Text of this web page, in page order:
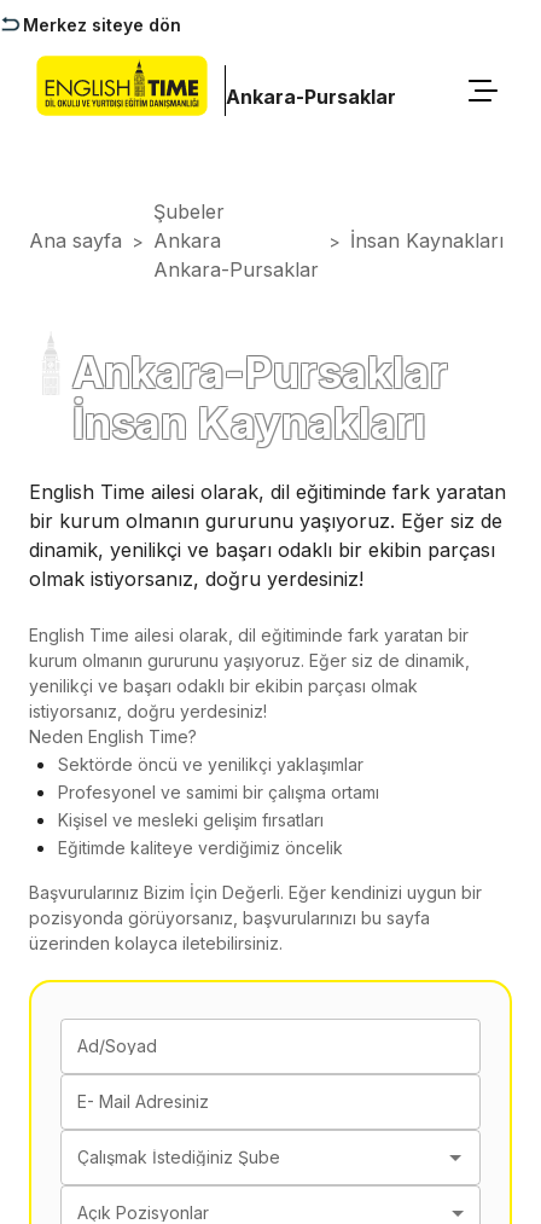
Merkez siteye dön
Ankara-Pursaklar
Ana sayfa >
Şubeler
Ankara
Ankara-Pursaklar
> İnsan Kaynakları
Ankara-Pursaklar
İnsan Kaynakları
English Time ailesi olarak, dil eğitiminde fark yaratan
bir kurum olmanın gururunu yaşıyoruz. Eğer siz de
dinamik, yenilikçi ve başarı odaklı bir ekibin parçası
olmak istiyorsanız, doğru yerdesiniz!
English Time ailesi olarak, dil eğitiminde fark yaratan bir
kurum olmanın gururunu yaşıyoruz. Eğer siz de dinamik,
yenilikçi ve başarı odaklı bir ekibin parçası olmak
istiyorsanız, doğru yerdesiniz!
Neden English Time?
Sektörde öncü ve yenilikçi yaklaşımlar
Profesyonel ve samimi bir çalışma ortamı
Kişisel ve mesleki gelişim fırsatları
Eğitimde kaliteye verdiğimiz öncelik
Başvurularınız Bizim İçin Değerli. Eğer kendinizi uygun bir
pozisyonda görüyorsanız, başvurularınızı bu sayfa
üzerinden kolayca iletebilirsiniz.
Ad/Soyad
E- Mail Adresiniz
Çalışmak İstediğiniz Şube
Açık Pozisyonlar